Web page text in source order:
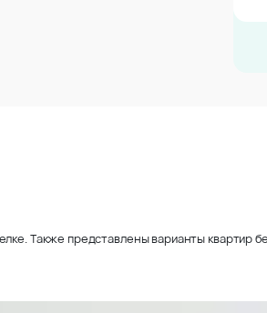
Также представлены варианты квартир